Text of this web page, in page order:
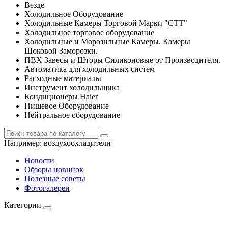
Везде
Холодильное Оборудование
Холодильные Камеры Торговой Марки "СТТ"
Холодильное торговое оборудование
Холодильные и Морозильные Камеры. Камеры
Шоковой Заморозки.
ПВХ Завесы и Шторы Силиконовые от Производителя.
Автоматика для холодильных систем
Расходные материалы
Инструмент холодильщика
Кондиционеры Haier
Пищевое Оборудование
Нейтральное оборудование
Например: воздухоохладители
Новости
Обзоры новинок
Полезные советы
Фотогалереи
Категории